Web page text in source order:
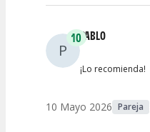
P
10PABLO
¡Lo recomienda!
10 Mayo 2026 Pareja